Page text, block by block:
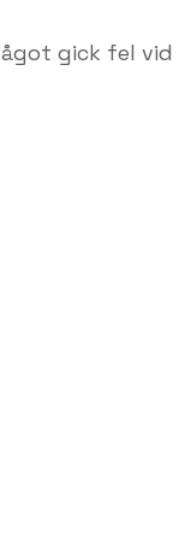
gick fel vid